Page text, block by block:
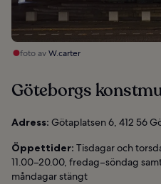
foto avW.carter
Göteborgs
Adress: Götaplatsen 6, 412 56
Öppettider: Tisdagar och
11.00–20.00, fredag–söndag
måndagar stängt